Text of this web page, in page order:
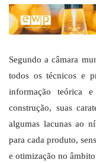
Segundo a câmara
todos os técnicos e
informação teórica
construção, suas
algumas lacunas ao
para cada produto,
e otimização no